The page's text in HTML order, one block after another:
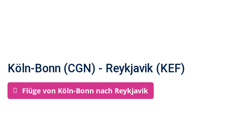
Köln-Bonn (CGN) - Reykjavik (KEF)
Flüge von Köln-Bonn nach Reykjavik